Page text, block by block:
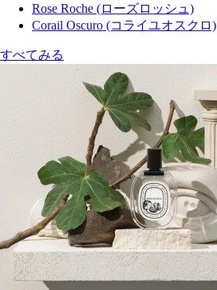
Rose Roche (ローズロッシュ)
Corail Oscuro (コライユオスクロ)
すべてみる